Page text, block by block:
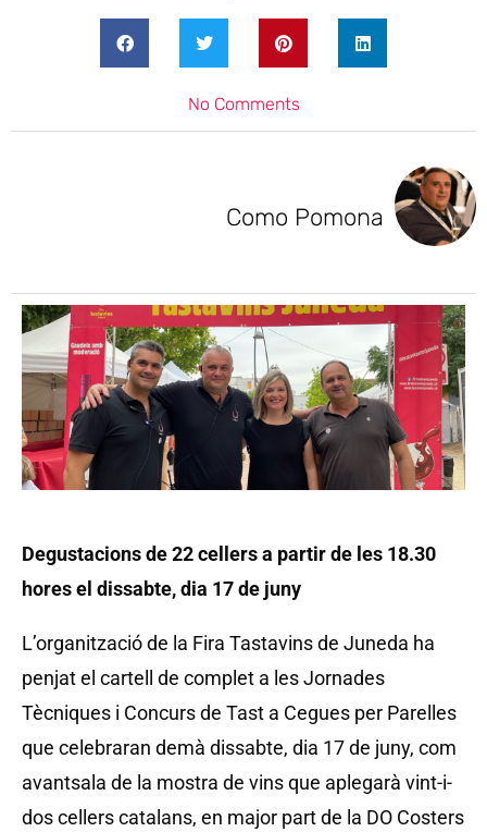
No Comments
Como Pomona
Degustacions de 22 cellers a partir de les 18.30
hores el dissabte, dia 17 de juny
L’organització de la Fira Tastavins de Juneda ha
penjat el cartell de complet a les Jornades
Tècniques i Concurs de Tast a Cegues per Parelles
que celebraran demà dissabte, dia 17 de juny, com
avantsala de la mostra de vins que aplegarà vint-i-
dos cellers catalans, en major part de la DO Costers